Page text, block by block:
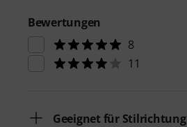
Bewertungen
8
11
Geeignet für Stilrichtung